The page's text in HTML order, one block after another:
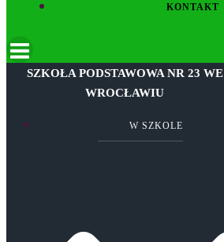
KONTAKT
SZKOŁA PODSTAWOWA NR 23 WE
WROCŁAWIU
W SZKOLE